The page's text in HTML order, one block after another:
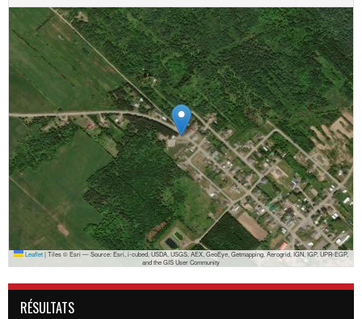
Leaflet|Tiles © Esri — Source: Esri, i-cubed, USDA, USGS, AEX, GeoEye, Getmapping, Aerogrid, IGN, IGP, UPR-EGP,
and the GIS User Community
RÉSULTATS